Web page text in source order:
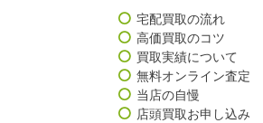
宅配買取の流れ
高価買取のコツ
買取実績について
無料オンライン査定
当店の自慢
店頭買取お申し込み